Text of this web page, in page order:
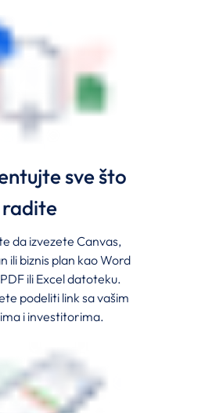
sve što
radite
da izvezete Canvas,
ili biznis plan kao Word
ili Excel datoteku.
podeliti link sa vašim
i investitorima.